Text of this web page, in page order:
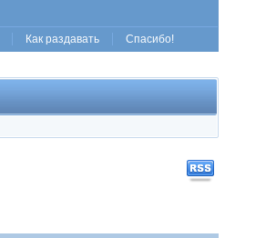
Как раздавать Спасибо!